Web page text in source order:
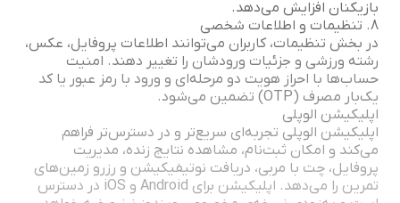
بازیکنان افزایش می‌دهد.
8. تنظیمات و اطلاعات شخصی
در بخش تنظیمات، کاربران می‌توانند اطلاعات پروفایل، عکس،
رشته ورزشی و جزئیات ورودشان را تغییر دهند. امنیت
حساب‌ها با احراز هویت دو مرحله‌ای و ورود با رمز عبور یا کد
یک‌بار مصرف (OTP) تضمین می‌شود.
اپلیکیشن الوپلی
اپلیکیشن الوپلی تجربه‌ای سریع‌تر و در دسترس‌تر فراهم
می‌کند و امکان ثبت‌نام، مشاهده نتایج زنده، مدیریت
پروفایل، چت با مربی، دریافت نوتیفیکیشن و رزرو زمین‌های
تمرین را می‌دهد. اپلیکیشن برای Android و iOS در دسترس